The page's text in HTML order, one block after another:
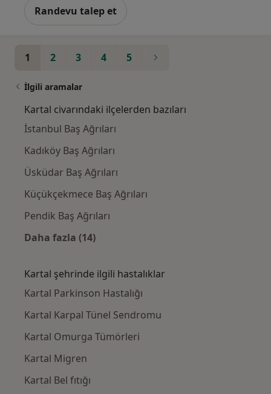
Randevu talep et
1 2 3 4 5
İlgili aramalar
Kartal civarındaki ilçelerden bazıları
İstanbul Baş Ağrıları
Kadıköy Baş Ağrıları
Üsküdar Baş Ağrıları
Küçükçekmece Baş Ağrıları
Pendik Baş Ağrıları
Daha fazla (14)
Kartal şehrinde ilgili hastalıklar
Kartal Parkinson Hastalığı
Kartal Karpal Tünel Sendromu
Kartal Omurga Tümörleri
Kartal Migren
Kartal Bel fıtığı